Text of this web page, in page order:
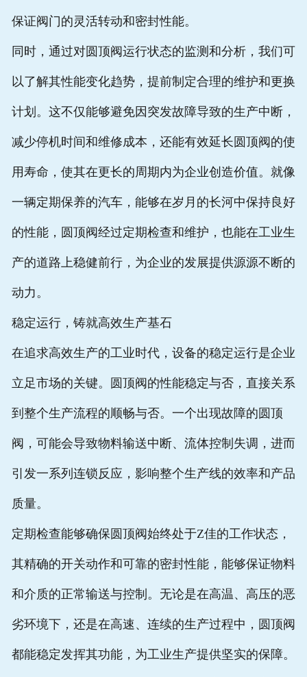
保证阀门的灵活转动和密封性能。
同时，通过对圆顶阀运行状态的监测和分析，我们可
以了解其性能变化趋势，提前制定合理的维护和更换
计划。这不仅能够避免因突发故障导致的生产中断，
减少停机时间和维修成本，还能有效延长圆顶阀的使
用寿命，使其在更长的周期内为企业创造价值。就像
一辆定期保养的汽车，能够在岁月的长河中保持良好
的性能，圆顶阀经过定期检查和维护，也能在工业生
产的道路上稳健前行，为企业的发展提供源源不断的
动力。
稳定运行，铸就高效生产基石
在追求高效生产的工业时代，设备的稳定运行是企业
立足市场的关键。圆顶阀的性能稳定与否，直接关系
到整个生产流程的顺畅与否。一个出现故障的圆顶
阀，可能会导致物料输送中断、流体控制失调，进而
引发一系列连锁反应，影响整个生产线的效率和产品
质量。
定期检查能够确保圆顶阀始终处于Z佳的工作状态，
其精确的开关动作和可靠的密封性能，能够保证物料
和介质的正常输送与控制。无论是在高温、高压的恶
劣环境下，还是在高速、连续的生产过程中，圆顶阀
都能稳定发挥其功能，为工业生产提供坚实的保障。